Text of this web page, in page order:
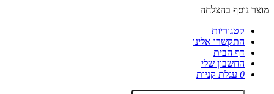
מוצר נוסף בהצלחה
קטגוריות
התקשרו אלינו
דף הבית
החשבון שלי
0 עגלת קניות